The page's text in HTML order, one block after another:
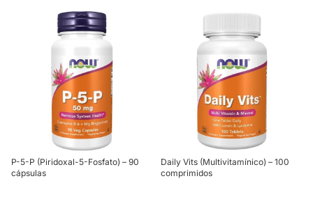
P-5-P (Piridoxal-5-Fosfato) – 90
cápsulas
Daily Vits (Multivitamínico) – 100
comprimidos